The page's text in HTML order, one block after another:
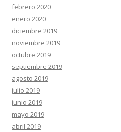
febrero 2020
enero 2020
diciembre 2019
noviembre 2019
octubre 2019
septiembre 2019
agosto 2019
julio 2019
junio 2019
mayo 2019
abril 2019